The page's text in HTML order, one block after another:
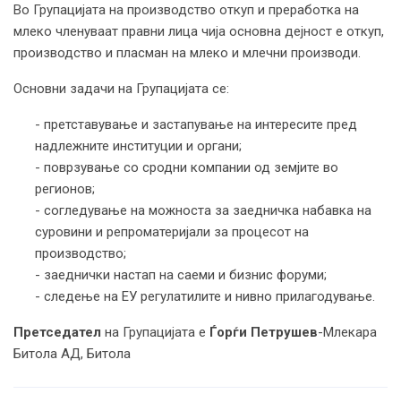
Во Групацијата на производство откуп и преработка на
млеко членуваат правни лица чија основна дејност е откуп,
производство и пласман на млеко и млечни производи.
Основни задачи на Групацијата се:
- претставување и застапување на интересите пред
надлежните институции и органи;
- поврзување со сродни компании од земјите во
регионов;
- согледување на можноста за заедничка набавка на
суровини и репроматеријали за процесот на
производство;
- заеднички настап на саеми и бизнис форуми;
- следење на ЕУ регулатилите и нивно прилагодување.
Претседател на Групацијата е Ѓорѓи Петрушев-Млекара
Битола АД, Битола